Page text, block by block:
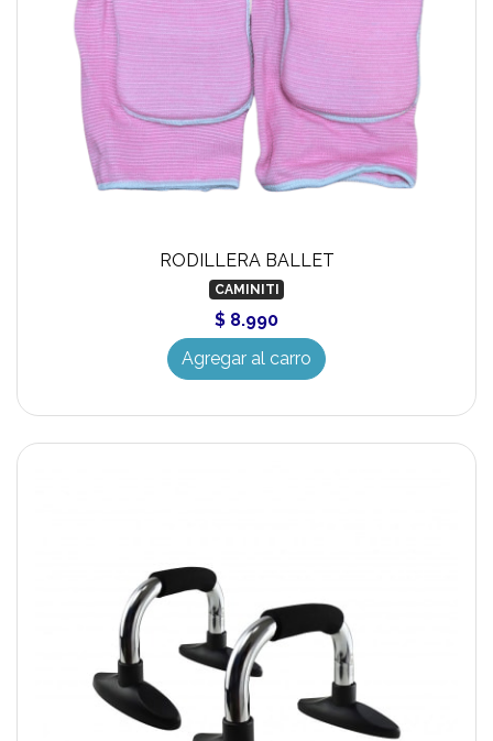
RODILLERA BALLET
CAMINITI
$ 8.990
Agregar al carro